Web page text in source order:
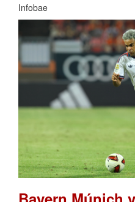
Infobae